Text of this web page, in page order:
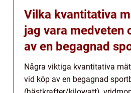
Vilka kvantitativa
jag vara medveten
av en begagnad
Några viktiga kvantitativa
vid köp av en begagnad